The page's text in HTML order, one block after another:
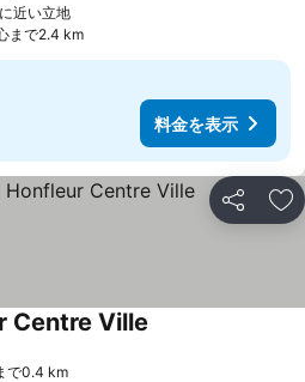
近い立地料金を表示
まで2.4 km
料金を表示
シェア お
表示
Centre Ville
で0.4 km